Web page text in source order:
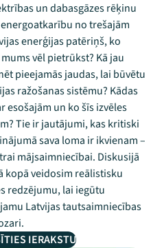
un dabasgāzes rēķinu
no trešajām
enerģijas patēriņš, ko
vēl pietrūkst? Kā jau
pieejamās jaudas, lai būvētu
ražošanas sistēmu? Kādas
esošajām un ko šīs izvēles
Tie ir jautājumi, kas kritiski
sava loma ir ikvienam –
mājsaimniecībai. Diskusijā
kopā veidosim reālistisku
redzējumu, lai iegūtu
Latvijas tautsaimniecības
IERAKSTU